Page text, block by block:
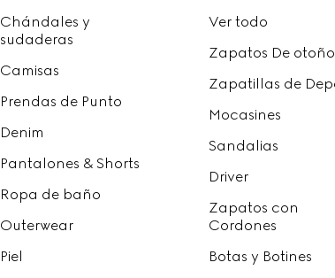
Chándales y
sudaderas
Camisas
Prendas de Punto
Denim
Pantalones & Shorts
Ropa de baño
Outerwear
Piel
Ver todo
Zapatos De otoño
Zapatillas de
Mocasines
Sandalias
Driver
Zapatos con
Cordones
Botas y Botines